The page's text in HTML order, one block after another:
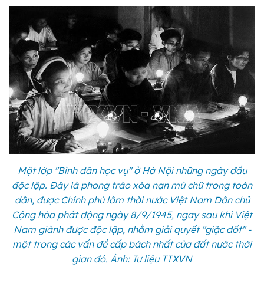
Một lớp "Bình dân học vụ" ở Hà Nội những ngày đầu
độc lập. Đây là phong trào xóa nạn mù chữ trong toàn
dân, được Chính phủ lâm thời nước Việt Nam Dân chủ
Cộng hòa phát động ngày 8/9/1945, ngay sau khi Việt
Nam giành được độc lập, nhằm giải quyết "giặc dốt" -
một trong các vấn đề cấp bách nhất của đất nước thời
gian đó. Ảnh: Tư liệu TTXVN